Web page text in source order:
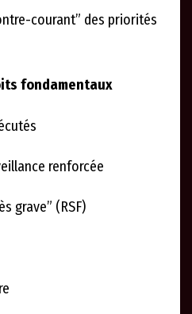
courant” des priorités
fondamentaux
renforcée
grave” (RSF)